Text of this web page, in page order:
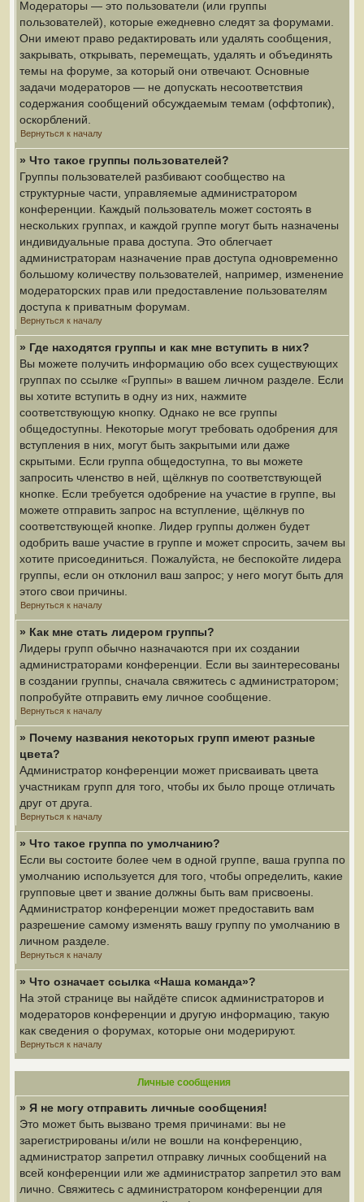
Модераторы — это пользователи (или группы
пользователей), которые ежедневно следят за форумами.
Они имеют право редактировать или удалять сообщения,
закрывать, открывать, перемещать, удалять и объединять
темы на форуме, за который они отвечают. Основные
задачи модераторов — не допускать несоответствия
содержания сообщений обсуждаемым темам (оффтопик),
оскорблений.
Вернуться к началу
» Что такое группы пользователей?
Группы пользователей разбивают сообщество на
структурные части, управляемые администратором
конференции. Каждый пользователь может состоять в
нескольких группах, и каждой группе могут быть назначены
индивидуальные права доступа. Это облегчает
администраторам назначение прав доступа одновременно
большому количеству пользователей, например, изменение
модераторских прав или предоставление пользователям
доступа к приватным форумам.
Вернуться к началу
» Где находятся группы и как мне вступить в них?
Вы можете получить информацию обо всех существующих
группах по ссылке «Группы» в вашем личном разделе. Если
вы хотите вступить в одну из них, нажмите
соответствующую кнопку. Однако не все группы
общедоступны. Некоторые могут требовать одобрения для
вступления в них, могут быть закрытыми или даже
скрытыми. Если группа общедоступна, то вы можете
запросить членство в ней, щёлкнув по соответствующей
кнопке. Если требуется одобрение на участие в группе, вы
можете отправить запрос на вступление, щёлкнув по
соответствующей кнопке. Лидер группы должен будет
одобрить ваше участие в группе и может спросить, зачем вы
хотите присоединиться. Пожалуйста, не беспокойте лидера
группы, если он отклонил ваш запрос; у него могут быть для
этого свои причины.
Вернуться к началу
» Как мне стать лидером группы?
Лидеры групп обычно назначаются при их создании
администраторами конференции. Если вы заинтересованы
в создании группы, сначала свяжитесь с администратором;
попробуйте отправить ему личное сообщение.
Вернуться к началу
» Почему названия некоторых групп имеют разные
цвета?
Администратор конференции может присваивать цвета
участникам групп для того, чтобы их было проще отличать
друг от друга.
Вернуться к началу
» Что такое группа по умолчанию?
Если вы состоите более чем в одной группе, ваша группа по
умолчанию используется для того, чтобы определить, какие
групповые цвет и звание должны быть вам присвоены.
Администратор конференции может предоставить вам
разрешение самому изменять вашу группу по умолчанию в
личном разделе.
Вернуться к началу
» Что означает ссылка «Наша команда»?
На этой странице вы найдёте список администраторов и
модераторов конференции и другую информацию, такую
как сведения о форумах, которые они модерируют.
Вернуться к началу
Личные сообщения
» Я не могу отправить личные сообщения!
Это может быть вызвано тремя причинами: вы не
зарегистрированы и/или не вошли на конференцию,
администратор запретил отправку личных сообщений на
всей конференции или же администратор запретил это вам
лично. Свяжитесь с администратором конференции для